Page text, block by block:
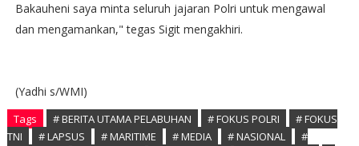
Bakauheni saya minta seluruh jajaran Polri untuk mengawal
dan mengamankan," tegas Sigit mengakhiri.
(Yadhi s/WMI)
Tags # BERITA UTAMA PELABUHAN # FOKUS POLRI
# FOKUS
TNI
# LAPSUS # MARITIME # MEDIA # NASIONAL
#